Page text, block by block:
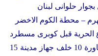
حلوانى لبنان
الحرية قبل كوبرى مسطرد
رنين فرع مايو : رنين مايو مجاورة 10 خلف جهاز مدينة 15